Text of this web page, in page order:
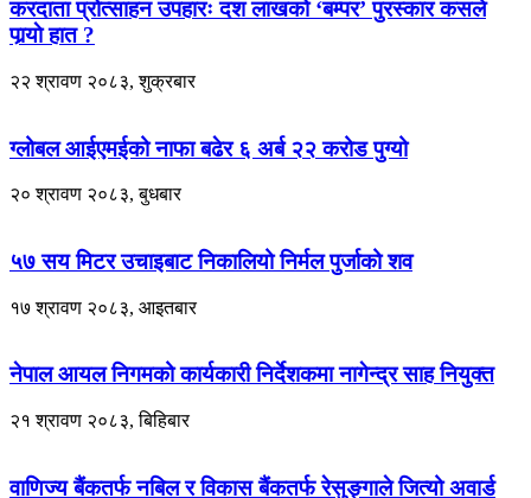
करदाता प्रोत्साहन उपहारः दश लाखको ‘बम्पर’ पुरस्कार कसले
पार्‍याे हात ?
२२ श्रावण २०८३, शुक्रबार
ग्लोबल आईएमईको नाफा बढेर ६ अर्ब २२ करोड पुग्यो
२० श्रावण २०८३, बुधबार
५७ सय मिटर उचाइबाट निकालियो निर्मल पुर्जाको शव
१७ श्रावण २०८३, आइतबार
नेपाल आयल निगमको कार्यकारी निर्देशकमा नागेन्द्र साह नियुक्त
२१ श्रावण २०८३, बिहिबार
वाणिज्य बैंकतर्फ नबिल र विकास बैंकतर्फ रेसुङ्गाले जित्यो अवार्ड